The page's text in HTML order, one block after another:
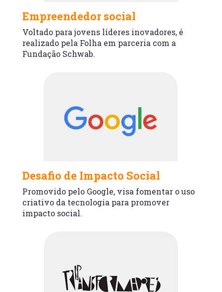
Empreendedor social
Voltado para jovens líderes inovadores, é
realizado pela Folha em parceria com a
Fundação Schwab.
Desafio de Impacto Social
Promovido pelo Google, visa fomentar o uso
criativo da tecnologia para promover
impacto social.